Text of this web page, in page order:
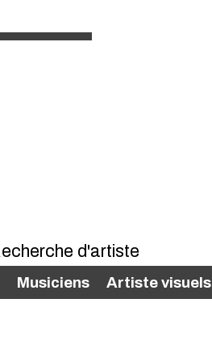
Musiciens Artiste visuels